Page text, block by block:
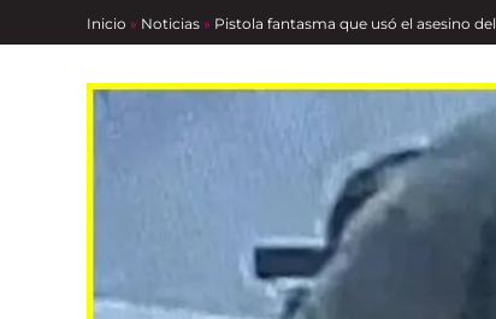
Inicio » Noticias » Pistola fantasma que usó el asesino